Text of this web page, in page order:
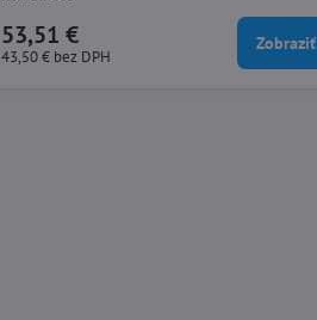
53,51 €
43,50 € bez DPH
Zobraziť